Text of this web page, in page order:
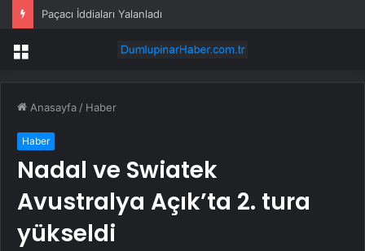
Paçacı İddiaları Yalanladı
Menü
Anasayfa / Haber
Haber
Nadal ve Swiatek
Avustralya Açık’ta 2. tura
yükseldi